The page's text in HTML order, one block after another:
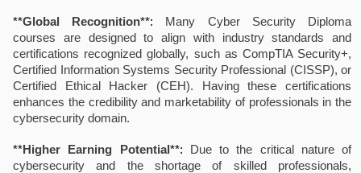
**Global Recognition**: Many Cyber Security Diploma
courses are designed to align with industry standards and
certifications recognized globally, such as CompTIA Security+,
Certified Information Systems Security Professional (CISSP), or
Certified Ethical Hacker (CEH). Having these certifications
enhances the credibility and marketability of professionals in the
cybersecurity domain.
**Higher Earning Potential**:
Due to the critical nature of
cybersecurity and the shortage of skilled professionals,